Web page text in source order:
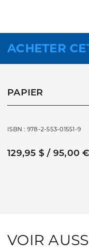
ACHETER
PAPIER
ISBN : 978-2-553-01551-9
129,95 $ / 95,00 €
VOIR